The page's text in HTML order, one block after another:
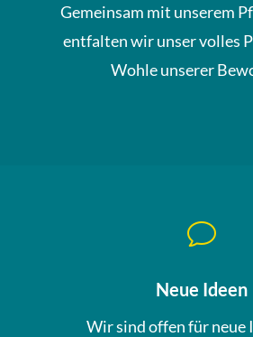
Gemeinsam mit unserem
entfalten wir unser volles
Wohle unserer
v
Neue Ideen
Wir sind offen für neue